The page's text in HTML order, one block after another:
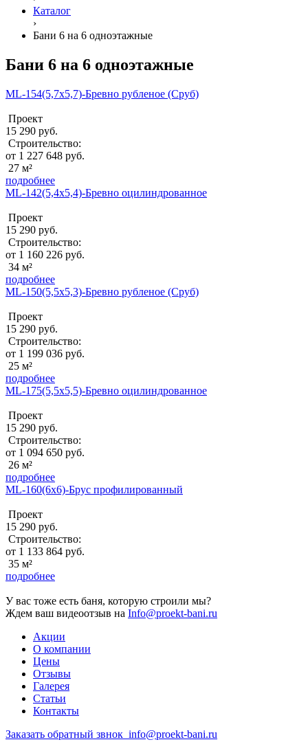
Каталог
›
Бани 6 на 6 одноэтажные
Бани 6 на 6 одноэтажные
ML-154(5,7х5,7)-Бревно рубленое (Сруб)
Проект
15 290 руб.
Строительство:
от 1 227 648 руб.
27 м²
подробнее
ML-142(5,4х5,4)-Бревно оцилиндрованное
Проект
15 290 руб.
Строительство:
от 1 160 226 руб.
34 м²
подробнее
ML-150(5,5х5,3)-Бревно рубленое (Сруб)
Проект
15 290 руб.
Строительство:
от 1 199 036 руб.
25 м²
подробнее
ML-175(5,5x5,5)-Бревно оцилиндрованное
Проект
15 290 руб.
Строительство:
от 1 094 650 руб.
26 м²
подробнее
ML-160(6x6)-Брус профилированный
Проект
15 290 руб.
Строительство:
от 1 133 864 руб.
35 м²
подробнее
У вас тоже есть баня, которую строили мы?
Ждем ваш видеоотзыв на Info@proekt-bani.ru
Акции
О компании
Цены
Отзывы
Галерея
Статьи
Контакты
Заказать обратный звнок info@proekt-bani.ru